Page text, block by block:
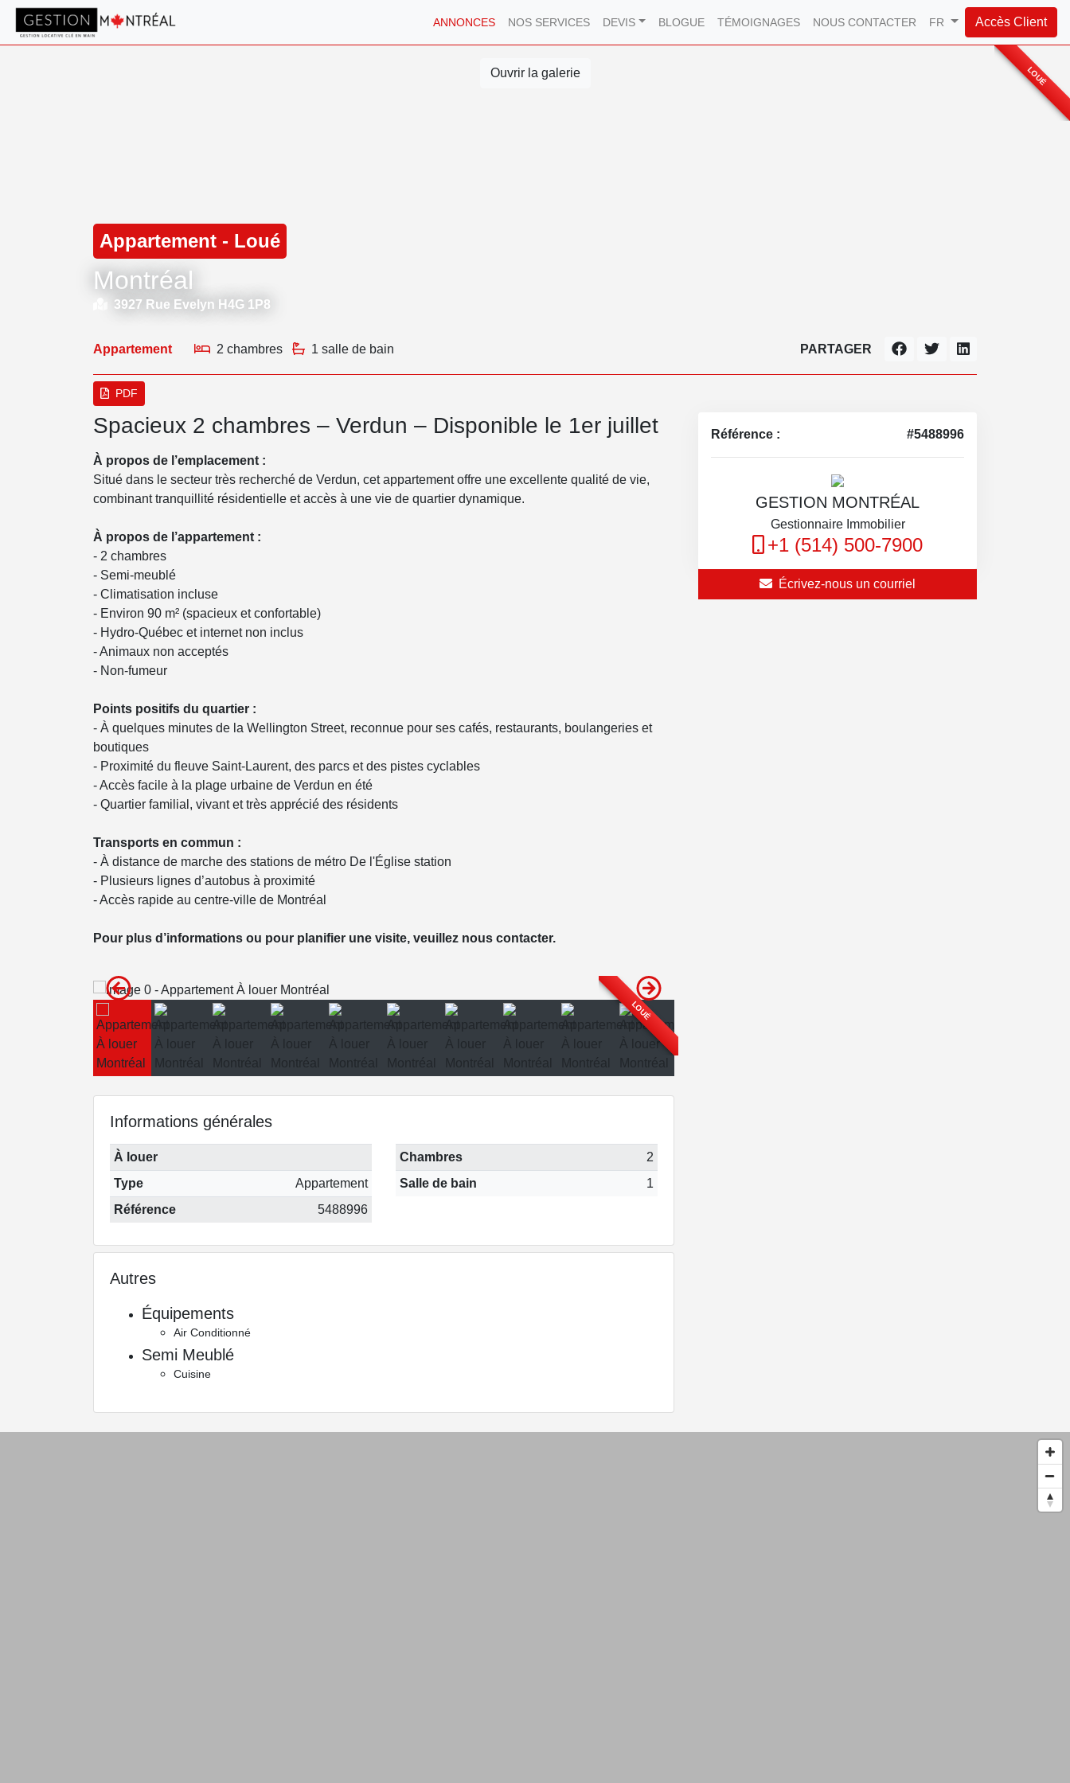
ANNONCES NOS SERVICES DEVIS BLOGUE TÉMOIGNAGES NOUS CONTACTER FR Accès Client
LOUÉ
Ouvrir la galerie
Appartement - Loué
Montréal
3927 Rue Evelyn H4G 1P8
Appartement 2 chambres 1 salle de bain PARTAGER
PDF
Spacieux 2 chambres – Verdun – Disponible le 1er juillet
À propos de l’emplacement :
Situé dans le secteur très recherché de Verdun, cet appartement offre une excellente qualité de vie,
combinant tranquillité résidentielle et accès à une vie de quartier dynamique.
À propos de l’appartement :
- 2 chambres
- Semi-meublé
- Climatisation incluse
- Environ 90 m² (spacieux et confortable)
- Hydro-Québec et internet non inclus
- Animaux non acceptés
- Non-fumeur
Points positifs du quartier :
- À quelques minutes de la Wellington Street, reconnue pour ses cafés, restaurants, boulangeries et
boutiques
- Proximité du fleuve Saint-Laurent, des parcs et des pistes cyclables
- Accès facile à la plage urbaine de Verdun en été
- Quartier familial, vivant et très apprécié des résidents
Transports en commun :
- À distance de marche des stations de métro De l'Église station
- Plusieurs lignes d’autobus à proximité
- Accès rapide au centre-ville de Montréal
Pour plus d’informations ou pour planifier une visite, veuillez nous contacter.
LOUÉ
Informations générales
À louer
Type
Appartement
Référence
5488996
Chambres
2
Salle de bain
1
Autres
Équipements
Air Conditionné
Semi Meublé
Cuisine
Référence : #5488996
GESTION MONTRÉAL
Gestionnaire Immobilier
+1 (514) 500-7900
Écrivez-nous un courriel